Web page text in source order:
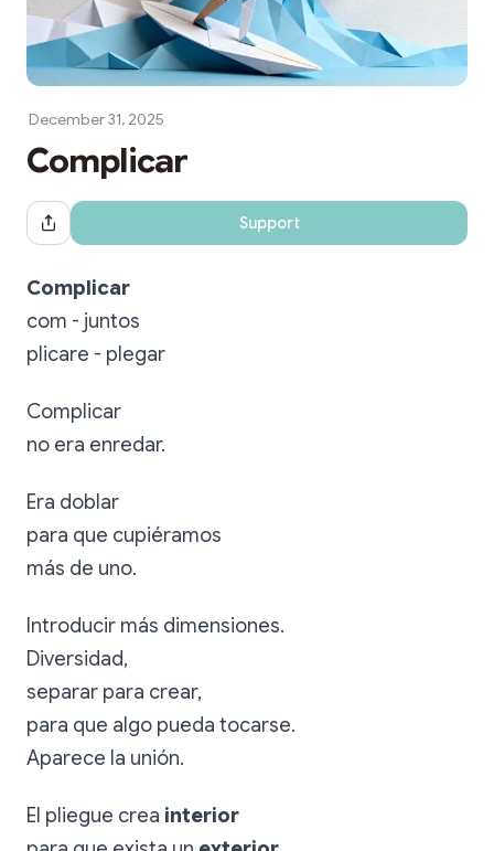
December 31, 2025
Complicar
Share Dialog Support
Complicar
com - juntos
plicare - plegar
Complicar
no era enredar.
Era doblar
para que cupiéramos
más de uno.
Introducir más dimensiones.
Diversidad,
separar para crear,
para que algo pueda tocarse.
Aparece la unión.
El pliegue crea interior